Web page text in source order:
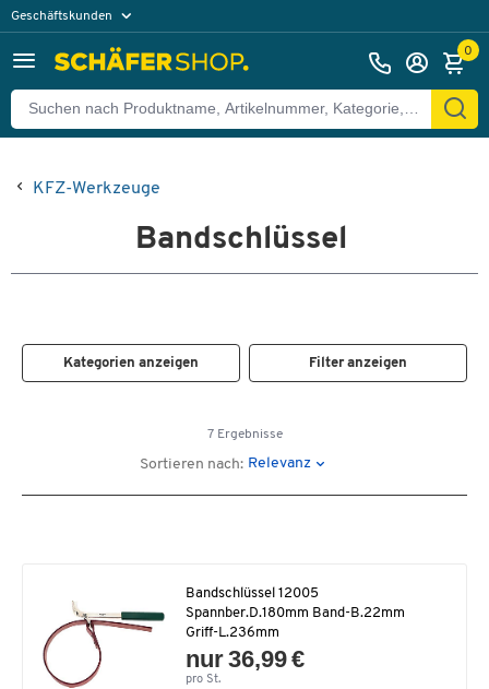
Geschäftskunden
0
KFZ-Werkzeuge
Bandschlüssel
Kategorien anzeigen Filter anzeigen
7 Ergebnisse
Sortieren nach: Relevanz
Bandschlüssel 12005
Spannber.D.180mm Band-B.22mm
Griff-L.236mm
nur 36,99 €
pro St.